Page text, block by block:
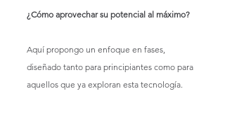
¿Cómo aprovechar su potencial al máximo?
Aquí propongo un enfoque en fases,
diseñado tanto para principiantes como para
aquellos que ya exploran esta tecnología.